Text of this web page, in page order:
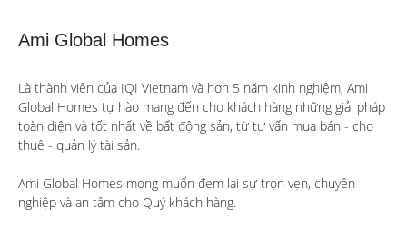
Ami Global Homes
Là thành viên của IQI Vietnam và hơn 5 năm kinh nghiệm, Ami
Global Homes tự hào mang đến cho khách hàng những giải pháp
toàn diện và tốt nhất về bất động sản, từ tư vấn mua bán - cho
thuê - quản lý tài sản.
Ami Global Homes mong muốn đem lại sự trọn vẹn, chuyên
nghiệp và an tâm cho Quý khách hàng.